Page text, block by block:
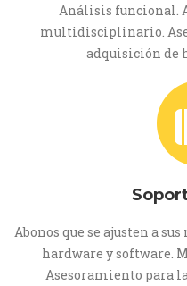
Análisis funcional.
multidisciplinario.
adquisición de
Abonos que se ajusten a
hardware y software.
Asesoramiento para